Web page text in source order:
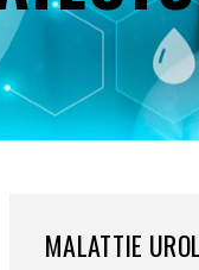
MALATTIE